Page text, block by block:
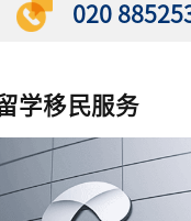
020
学移民服务